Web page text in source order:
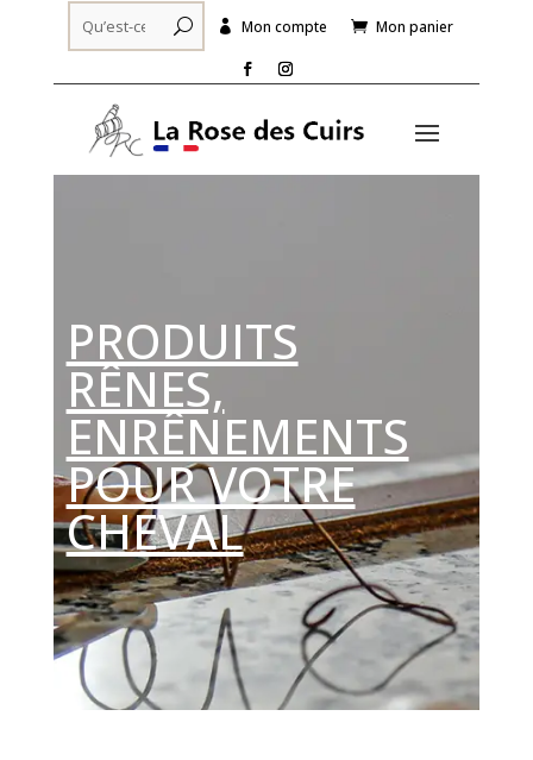
 Mon compte  Mon panier
PRODUITS
RÊNES,
ENRÊNEMENTS
POUR VOTRE
CHEVAL